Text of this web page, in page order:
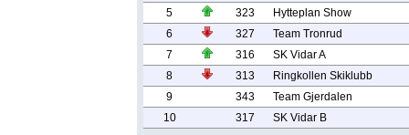
5
323
Hytteplan Show
6
327
Team Tronrud
7
316
SK Vidar A
8
313
Ringkollen Skiklubb
9
343
Team Gjerdalen
10
317 SK Vidar B